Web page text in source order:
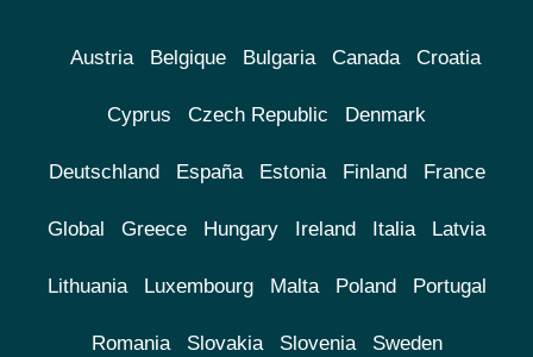
Austria Belgique Bulgaria Canada Croatia
Cyprus Czech Republic Denmark
Deutschland España Estonia Finland France
Global Greece Hungary Ireland Italia Latvia
Lithuania Luxembourg Malta Poland Portugal
Romania Slovakia Slovenia Sweden